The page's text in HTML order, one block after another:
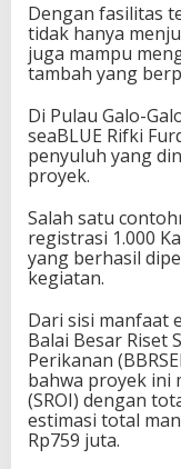
Dengan fasilitas
tidak hanya
juga mampu
tambah yang
Di Pulau Galo-
seaBLUE Rifki
penyuluh yang
proyek.
Salah satu
registrasi 1.000
yang berhasil
kegiatan.
Dari sisi manfaat
Balai Besar Riset
Perikanan
bahwa proyek ini
(SROI) dengan
estimasi total
Rp759 juta.